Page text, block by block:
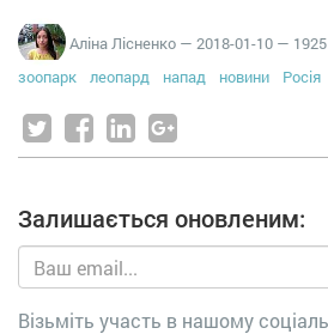
Аліна Лісненко — 2018-01-10 — 1925
зоопарк
леопард напад новини Росія
Залишається оновленим:
Візьміть участь в нашому